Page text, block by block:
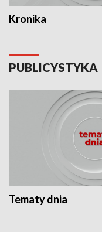
Kronika
PUBLICYSTYKA
Tematy dnia